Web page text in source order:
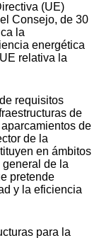
(UE)
Consejo, de 30
la
energética
relativa la
requisitos
de
de
de la
en ámbitos
de la
pretende
y la eficiencia
para la